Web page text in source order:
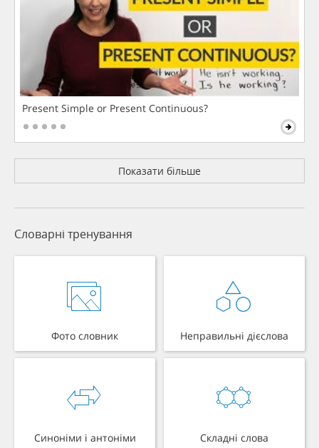
Present Simple or Present Continuous?
Показати більше
Словарні тренування
Фото словник Неправильні дієслова
Синоніми і антоніми Складні слова